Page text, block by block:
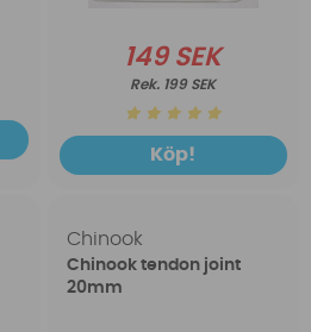
149 SEK
199 SEK
Köp!
Chinook
Chinook tendon joint
20mm